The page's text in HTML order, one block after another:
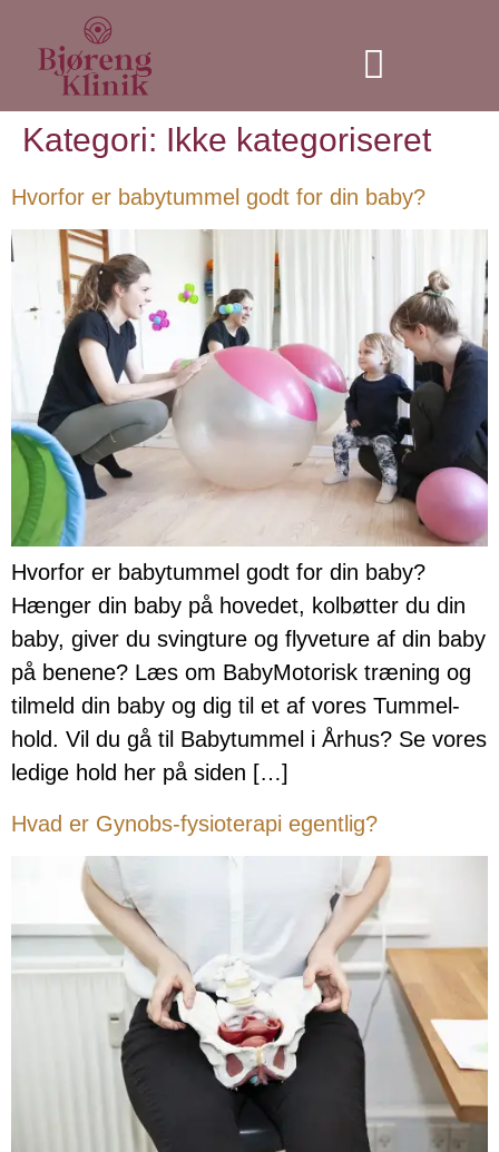
Kategori: Ikke kategoriseret
Hvorfor er babytummel godt for din baby?
Hvorfor er babytummel godt for din baby?
Hænger din baby på hovedet, kolbøtter du din
baby, giver du svingture og flyveture af din baby
på benene? Læs om BabyMotorisk træning og
tilmeld din baby og dig til et af vores Tummel-
hold. Vil du gå til Babytummel i Århus? Se vores
ledige hold her på siden […]
Hvad er Gynobs-fysioterapi egentlig?